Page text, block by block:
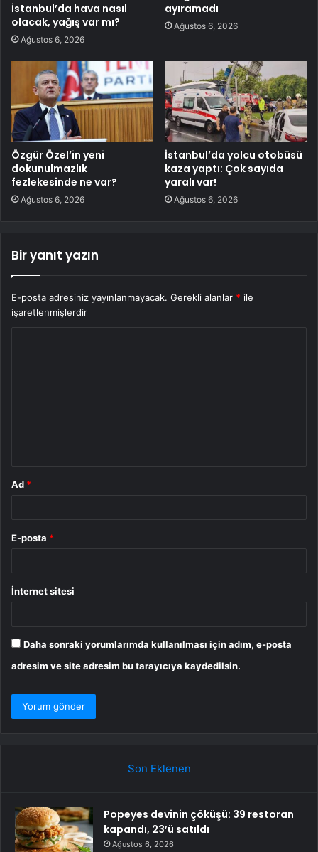
İstanbul’da hava nasıl
olacak, yağış var mı?
Ağustos 6, 2026
ayıramadı
Ağustos 6, 2026
Özgür Özel’in yeni
dokunulmazlık
fezlekesinde ne var?
Ağustos 6, 2026
İstanbul’da yolcu otobüsü
kaza yaptı: Çok sayıda
yaralı var!
Ağustos 6, 2026
Bir yanıt yazın
E-posta adresiniz yayınlanmayacak. Gerekli alanlar * ile
işaretlenmişlerdir
Ad *
E-posta *
İnternet sitesi
Daha sonraki yorumlarımda kullanılması için adım, e-posta
adresim ve site adresim bu tarayıcıya kaydedilsin.
Son Eklenen
Popeyes devinin çöküşü: 39 restoran
kapandı, 23’ü satıldı
Ağustos 6, 2026